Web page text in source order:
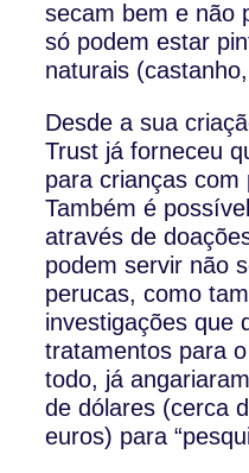
secam bem e não
só podem estar
naturais
Desde a sua
Trust já forneceu
para crianças com
Também é
através de
podem servir não
perucas, como
investigações que
tratamentos para
todo, já
de dólares (cerca
euros) para